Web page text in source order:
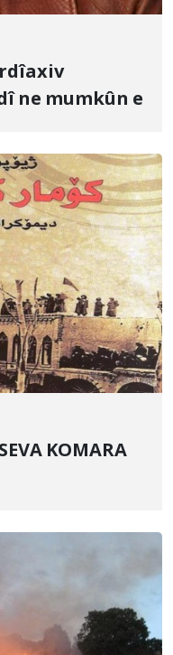
ne mumkûn e